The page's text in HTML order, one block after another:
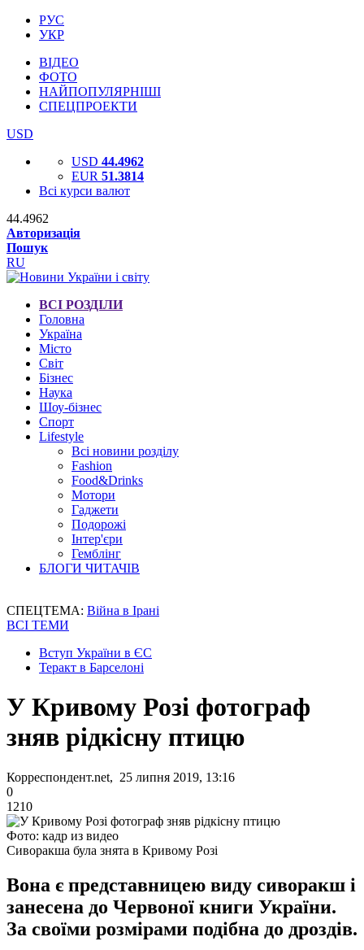
РУС
УКР
ВІДЕО
ФОТО
НАЙПОПУЛЯРНІШІ
СПЕЦПРОЕКТИ
USD
USD 44.4962
EUR 51.3814
Всі курси валют
44.4962
Авторизація
Пошук
RU
ВСІ РОЗДІЛИ
Головна
Україна
Місто
Світ
Бізнес
Наука
Шоу-бізнес
Спорт
Lifestyle
Всі новини розділу
Fashion
Food&Drinks
Мотори
Гаджети
Подорожі
Інтер'єри
Гемблінг
БЛОГИ ЧИТАЧІВ
СПЕЦТЕМА: Війна в Ірані
ВСІ ТЕМИ
Вступ України в ЄС
Теракт в Барселоні
У Кривому Розі фотограф
зняв рідкісну птицю
Корреспондент.net, 25 липня 2019, 13:16
0
1210
Фото: кадр из видео
Сиворакша була знята в Кривому Розі
Вона є представницею виду сиворакш і
занесена до Червоної книги України.
За своїми розмірами подібна до дроздів.